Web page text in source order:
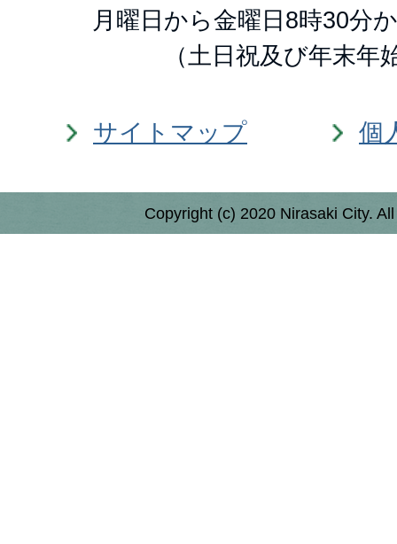
月曜日から金曜日8時30分
（土日祝及び年末年
サイトマップ 個
Copyright (c) 2020 Nirasaki City.